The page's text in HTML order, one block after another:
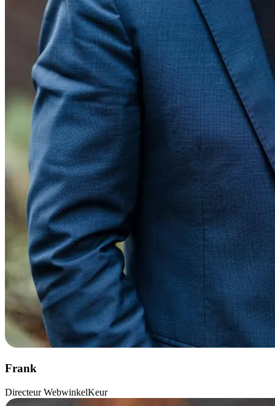
Frank
Directeur WebwinkelKeur